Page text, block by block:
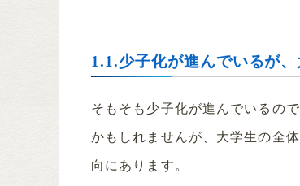
1.1.少子化が進んでいるが
そもそも少子化が進んでいるの
かもしれませんが、大学生の全
向にあります。